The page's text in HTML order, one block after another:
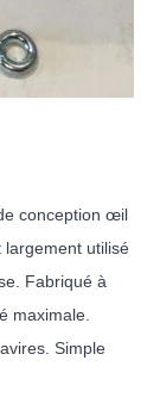
conception œil
utilisé
Fabriqué à
maximale.
Simple